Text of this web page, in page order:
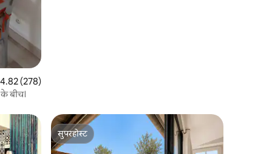
रेटिंग 5 में से 4.82, 278 समीक्षाएँ
4.82 (278)
बीच।
सुपरहोस्ट
सुपरहोस्ट